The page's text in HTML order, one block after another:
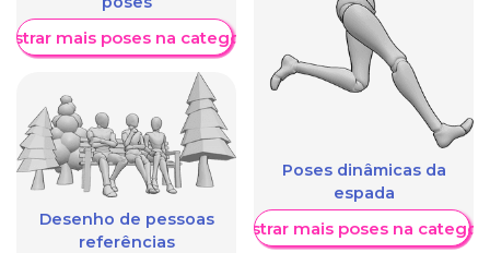
mais poses na categoria
Desenho de pessoas
referências
Poses dinâmicas da
espada
Mostrar mais poses na